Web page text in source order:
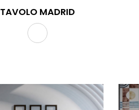
TAVOLO MADRID